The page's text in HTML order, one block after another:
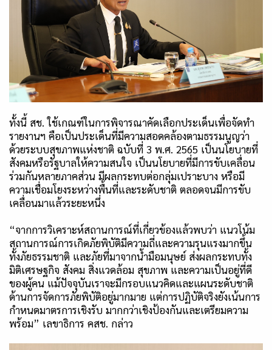
ทั้งนี้ สช. ใช้เกณฑ์ในการพิจารณาคัดเลือกประเด็นเพื่อจัดทำ
รายงานฯ คือเป็นประเด็นที่มีความสอดคล้องตามธรรมนูญว่า
ด้วยระบบสุขภาพแห่งชาติ ฉบับที่ 3 พ.ศ. 2565 เป็นนโยบายที่
สังคมหรือรัฐบาลให้ความสนใจ เป็นนโยบายที่มีการขับเคลื่อน
ร่วมกันหลายภาคส่วน มีผลกระทบต่อกลุ่มเปราะบาง หรือมี
ความเชื่อมโยงระหว่างพื้นที่และระดับชาติ ตลอดจนมีการขับ
เคลื่อนมาแล้วระยะหนึ่ง
“จากการวิเคราะห์สถานการณ์ที่เกี่ยวข้องแล้วพบว่า แนวโน้ม
สถานการณ์การเกิดภัยพิบัติมีความถี่และความรุนแรงมากขึ้น
ทั้งภัยธรรมชาติ และภัยที่มาจากน้ำมือมนุษย์ ส่งผลกระทบทั้ง
มิติเศรษฐกิจ สังคม สิ่งแวดล้อม สุขภาพ และความเป็นอยู่ที่ดี
ของผู้คน แม้ปัจจุบันเราจะมีกรอบแนวคิดและแผนระดับชาติ
ด้านการจัดการภัยพิบัติอยู่มากมาย แต่การปฏิบัติจริงยังเน้นการ
กำหนดมาตรการเชิงรับ มากกว่าเชิงป้องกันและเตรียมความ
พร้อม” เลขาธิการ คสช. กล่าว